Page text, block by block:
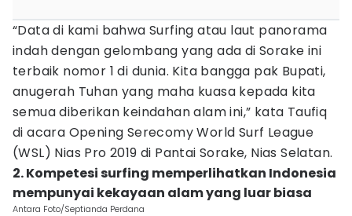
“Data di kami bahwa Surfing atau laut panorama
indah dengan gelombang yang ada di Sorake ini
terbaik nomor 1 di dunia. Kita bangga pak Bupati,
anugerah Tuhan yang maha kuasa kepada kita
semua diberikan keindahan alam ini,” kata Taufiq
di acara Opening Serecomy World Surf League
(WSL) Nias Pro 2019 di Pantai Sorake, Nias Selatan.
2. Kompetesi surfing memperlihatkan Indonesia
mempunyai kekayaan alam yang luar biasa
Antara Foto/Septianda Perdana